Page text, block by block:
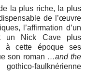
la plus riche, la plus
de l’œuvre
l’affirmation d’un
un Nick Cave plus
à cette époque ses
son roman …and the
faulknérienne